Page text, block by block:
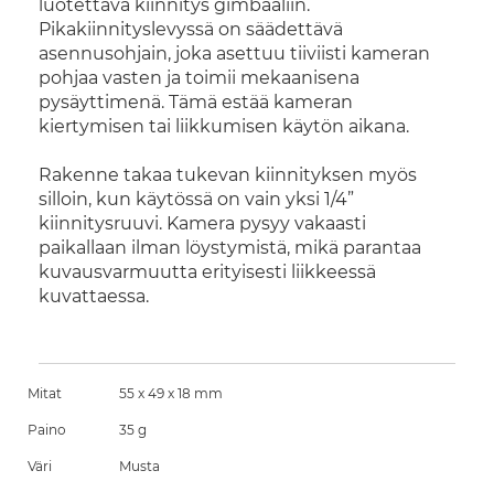
luotettava kiinnitys gimbaaliin.
Pikakiinnityslevyssä on säädettävä
asennusohjain, joka asettuu tiiviisti kameran
pohjaa vasten ja toimii mekaanisena
pysäyttimenä. Tämä estää kameran
kiertymisen tai liikkumisen käytön aikana.
Rakenne takaa tukevan kiinnityksen myös
silloin, kun käytössä on vain yksi 1/4”
kiinnitysruuvi. Kamera pysyy vakaasti
paikallaan ilman löystymistä, mikä parantaa
kuvausvarmuutta erityisesti liikkeessä
kuvattaessa.
Mitat 55 x 49 x 18 mm
Paino 35 g
Väri Musta